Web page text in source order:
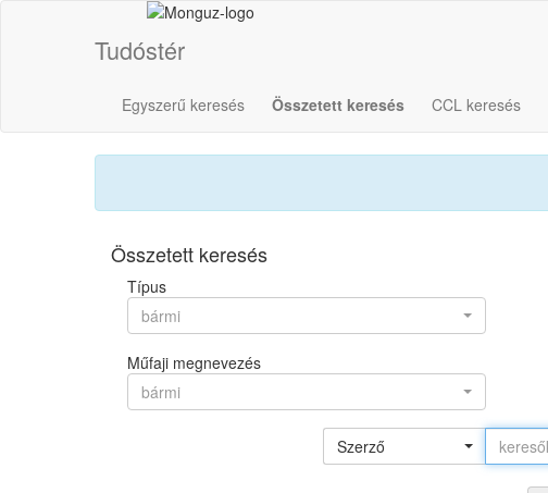
Tudóstér
Egyszerű keresés Összetett keresés CCL keresés
Összetett keresés
Típus
bármi
Műfaji megnevezés
bármi
Szerző